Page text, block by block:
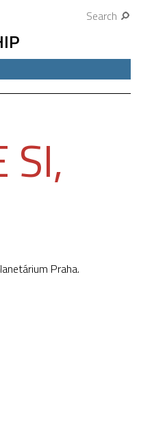
Search
SI,
Praha.